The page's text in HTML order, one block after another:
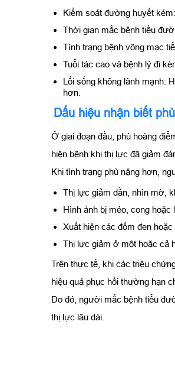
Kiểm soát đường huyết
Thời gian mắc bệnh tiểu
Tình trạng bệnh võng mạc
Tuổi tác cao và bệnh lý đi
Lối sống không lành mạnh:
hơn.
Dấu hiệu nhận biết
Ở giai đoạn đầu, phù hoàng
hiện bệnh khi thị lực đã giảm
Khi tình trạng phù nặng hơn,
Thị lực giảm dần, nhìn mờ,
Hình ảnh bị méo, cong
Xuất hiện các đốm đen
Thị lực giảm ở một hoặc cả
Trên thực tế, khi các triệu
hiệu quả phục hồi thường hạn
Do đó, người mắc bệnh tiểu
thị lực lâu dài.